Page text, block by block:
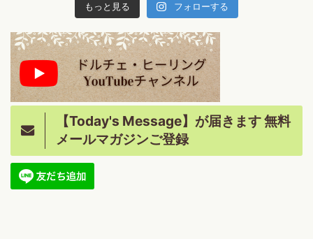
もっと見る フォローする
【Today's Message】が届きます 無料
メールマガジンご登録